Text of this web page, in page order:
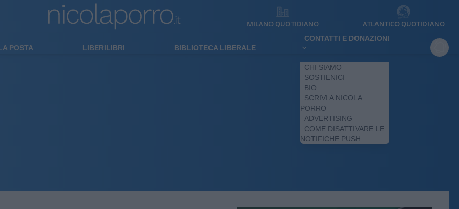
MILANO QUOTIDIANO ATLANTICO QUOTIDIANO
POSTA LIBERILIBRI BIBLIOTECA LIBERALE
CONTATTI E DONAZIONI
CHI SIAMO
SOSTIENICI
BIO
SCRIVI A NICOLA
PORRO
ADVERTISING
COME DISATTIVARE LE
NOTIFICHE PUSH